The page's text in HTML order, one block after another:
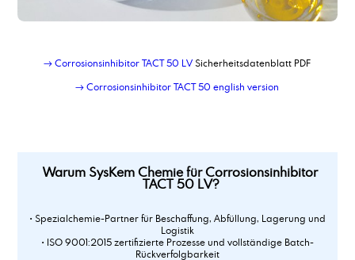
→ Corrosionsinhibitor TACT 50 LVSicherheitsdatenblatt PDF
→ Corrosionsinhibitor TACT 50 english version
Warum SysKem Chemie für Corrosionsinhibitor
TACT 50 LV?
• Spezialchemie-Partner für Beschaffung, Abfüllung, Lagerung und
Logistik
• ISO 9001:2015 zertifizierte Prozesse und vollständige Batch-
Rückverfolgbarkeit